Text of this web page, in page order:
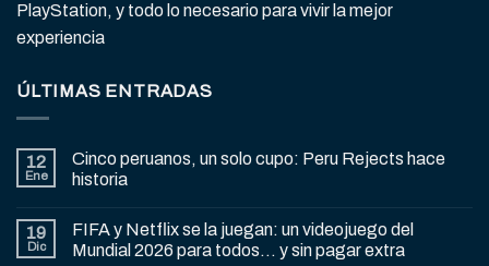
PlayStation, y todo lo necesario para vivir la mejor
experiencia
ÚLTIMAS ENTRADAS
12
Ene
Cinco peruanos, un solo cupo: Peru Rejects hace
historia
19
Dic
FIFA y Netflix se la juegan: un videojuego del
Mundial 2026 para todos… y sin pagar extra